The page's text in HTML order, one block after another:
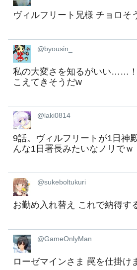
ヴィルフリート兄様 チョロそ
@byousin_
私の大変さを知るがいい……
こえてきそうだw
@laki0814
9話。ヴィルフリートが1日神
んな1日署長みたいなノリでｗ
@sukeboltukuri
お勤め入れ替え これで納得す
@GameOnlyMan
ローゼマインさま 罠を仕掛け